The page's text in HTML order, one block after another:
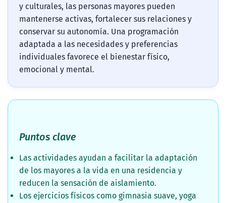
y culturales, las personas mayores pueden
mantenerse activas, fortalecer sus relaciones y
conservar su autonomía. Una programación
adaptada a las necesidades y preferencias
individuales favorece el bienestar físico,
emocional y mental.
Puntos clave
Las actividades ayudan a facilitar la adaptación
de los mayores a la vida en una residencia y
reducen la sensación de aislamiento.
Los ejercicios físicos como gimnasia suave, yoga